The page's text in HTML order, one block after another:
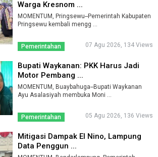
Warga Kresnom ...
MOMENTUM, Pringsewu--Pemerintah Kabupaten
Pringsewu kembali mengg ...
Pemerintahan 07 Agu 2026, 134 Views
Bupati Waykanan: PKK Harus Jadi
Motor Pembang ...
MOMENTUM, Buaybahuga--Bupati Waykanan
Ayu Asalasiyah membuka Moni ...
Pemerintahan 05 Agu 2026, 136 Views
Mitigasi Dampak El Nino, Lampung
Data Penggun ...